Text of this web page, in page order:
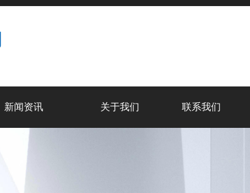
新闻资讯 关于我们 联系我们